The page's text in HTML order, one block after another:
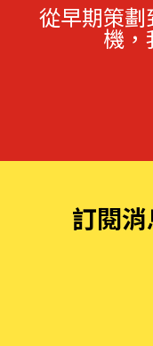
從早期策
機，
訂閱